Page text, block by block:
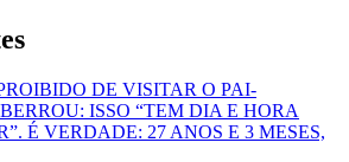
DE VISITAR O PAI-
ISSO “TEM DIA E HORA
É VERDADE: 27 ANOS E 3 MESES,